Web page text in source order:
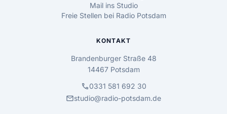
Mail ins Studio
Freie Stellen bei Radio Potsdam
KONTAKT
Brandenburger Straße 48
14467 Potsdam
call0331 581 692 30
mailstudio@radio-potsdam.de